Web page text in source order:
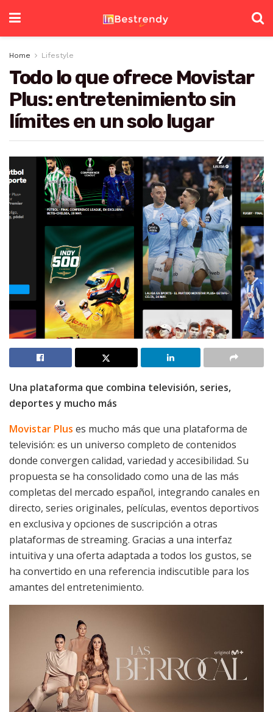
Home Lifestyle
Todo lo que ofrece Movistar
Plus: entretenimiento sin
límites en un solo lugar
Una plataforma que combina televisión, series,
deportes y mucho más
Movistar Plus es mucho más que una plataforma de
televisión: es un universo completo de contenidos
donde convergen calidad, variedad y accesibilidad. Su
propuesta se ha consolidado como una de las más
completas del mercado español, integrando canales en
directo, series originales, películas, eventos deportivos
en exclusiva y opciones de suscripción a otras
plataformas de streaming. Gracias a una interfaz
intuitiva y una oferta adaptada a todos los gustos, se
ha convertido en una referencia indiscutible para los
amantes del entretenimiento.